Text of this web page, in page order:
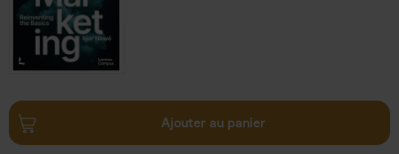
Ajouter au panier